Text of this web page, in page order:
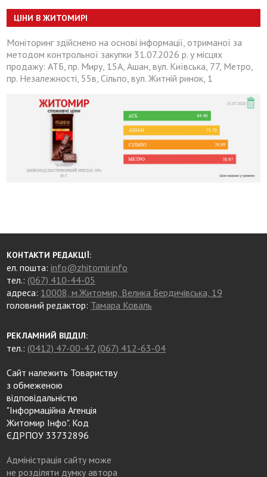
ЦІНИ В ЖИТОМИРІ
Моніторинг здійснено на основі інформації, отриманої за
методом контрольної закупки 31.07.2026 р. у місцях
продажу: АТБ, пр. Миру, 15А, Ашан, вул. Київська, 77, Метро,
пр. Незалежності, 55в, Сільпо, вул. Житній ринок, 1
КОНТАКТИ РЕДАКЦІЇ:
ел. пошта:info@zhitomir.info
тел.: (067) 410-44-05
адреса: 10008, м.Житомир, Велика Бердичівська, 19
головний редактор: Тамара Коваль
РЕКЛАМНИЙ ВІДДІЛ:
тел.: (0412) 47-00-47, (067) 412-63-04
Сайт належить Товариству
з обмеженою
відповідальністю
"Інформаційна Агенція
Житомир Інфо". Код
ЄДРПОУ 33732896
Адміністрація сайту може
не розділяти думку автора